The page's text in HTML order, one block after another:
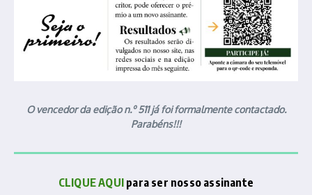
O vencedor da edição n.º 511 já foi formalmente contactado.
Parabéns!!!
CLIQUE AQUI para ser nosso assinante